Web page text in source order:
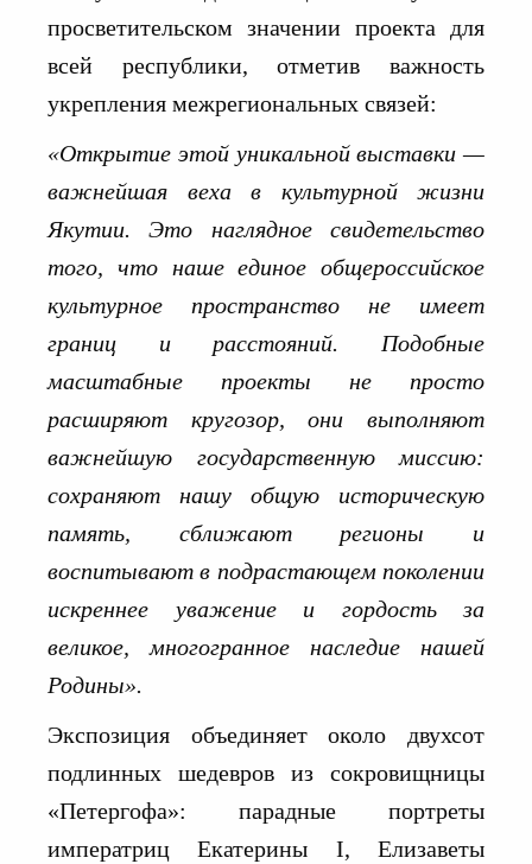
просветительском значении проекта для
всей республики, отметив важность
укрепления межрегиональных связей:
«Открытие этой уникальной выставки —
важнейшая веха в культурной жизни
Якутии. Это наглядное свидетельство
того, что наше единое общероссийское
культурное пространство не имеет
границ и расстояний. Подобные
масштабные проекты не просто
расширяют кругозор, они выполняют
важнейшую государственную миссию:
сохраняют нашу общую историческую
память, сближают регионы и
воспитывают в подрастающем поколении
искреннее уважение и гордость за
великое, многогранное наследие нашей
Родины».
Экспозиция объединяет около двухсот
подлинных шедевров из сокровищницы
«Петергофа»: парадные портреты
императриц Екатерины I, Елизаветы